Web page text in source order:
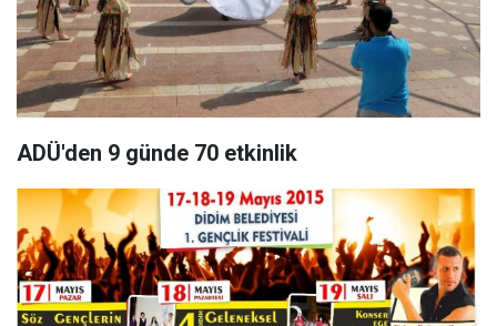
ADÜ'den 9 günde 70 etkinlik